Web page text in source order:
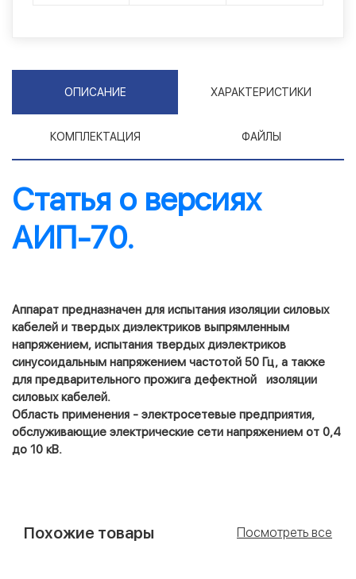
ОПИСАНИЕ ХАРАКТЕРИСТИКИ
КОМПЛЕКТАЦИЯ ФАЙЛЫ
Статья о версиях
АИП-70.
Аппарат предназначен для испытания изоляции силовых
кабелей и твердых диэлектриков выпрямленным
напряжением, испытания твердых диэлектриков
синусоидальным напряжением частотой 50 Гц, а также
для предварительного прожига дефектной
изоляции
силовых кабелей.
Область применения - электросетевые предприятия,
обслуживающие электрические сети напряжением от 0,4
до 10 кВ.
Похожие товары Посмотреть все